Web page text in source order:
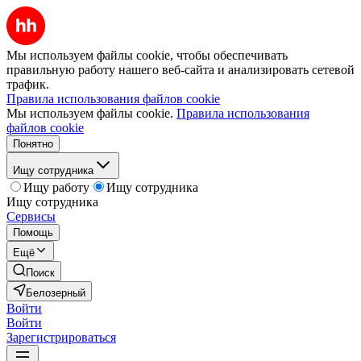
Мы используем файлы cookie, чтобы обеспечивать
правильную работу нашего веб-сайта и анализировать сетевой
трафик.
Правила использования файлов cookie
Мы используем файлы cookie. Правила использования
файлов cookie
Понятно
Ищу сотрудника
Ищу работу
Ищу сотрудника
Ищу сотрудника
Сервисы
Помощь
Ещё
Поиск
Белозерный
Войти
Войти
Зарегистрироваться